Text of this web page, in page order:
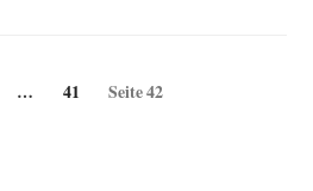
… Seite
41 Seite42